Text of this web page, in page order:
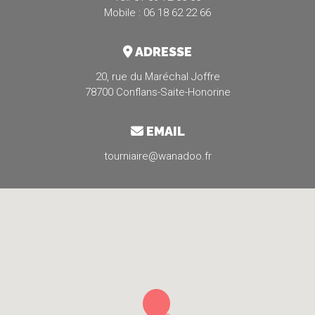
Mobile : 06 18 62 22 66
ADRESSE
20, rue du Maréchal Joffre
78700 Conflans-Saite-Honorine
EMAIL
tourniaire@wanadoo.fr